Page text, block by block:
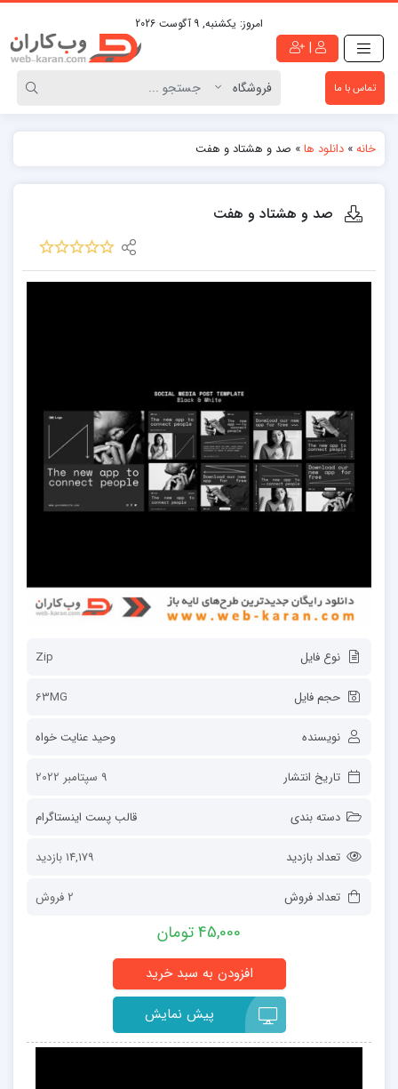
امروز: یکشنبه, 9 آگوست 2026
|
تماس با ما
خانه» دانلود ها» صد و هشتاد و هفت
صد و هشتاد و هفت
نوع فایل Zip
حجم فایل 63MG
نویسنده وحید عنایت خواه
تاریخ انتشار 9 سپتامبر 2022
دسته بندی قالب پست اینستاگرام
تعداد بازدید 14,179 بازدید
تعداد فروش 2 فروش
45,000 تومان
پیش نمایش